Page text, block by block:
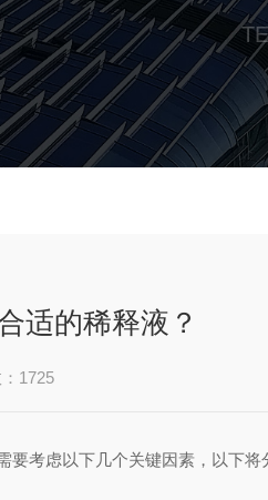
适的稀释液？
1725
要考虑以下几个关键因素，以下将